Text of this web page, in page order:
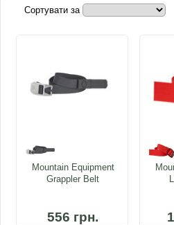
Сортувати за
Mountain Equipment
Grappler Belt
556 грн.